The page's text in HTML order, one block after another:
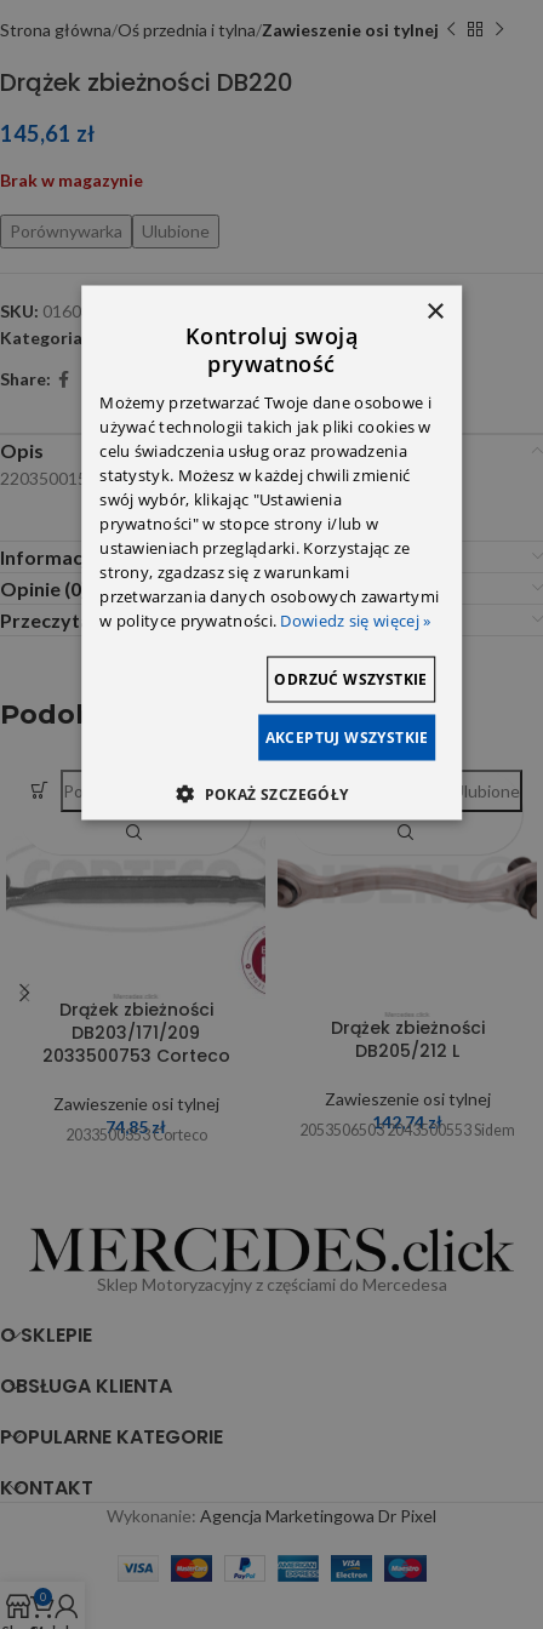
Strona główna Oś przednia i tylna Zawieszenie osi tylnej
Drążek zbieżności DB220
145,61 zł
Brak w magazynie
Porównywarka Ulubione
SKU: 0160350051
Kategoria:
Zawieszenie osi tylnej
Share:
Opis
2203500153 2203500453
Informacje dodatkowe
Opinie (0)
Przeczytaj Przed Zakupem
Podobne produkty
Drążek zbieżności
DB203/171/209
2033500753 Corteco
Zawieszenie osi tylnej
74,85zł
2033500353 Corteco
Porównywarka Ulubione SOLD OUT
Drążek zbieżności
DB205/212 L
Zawieszenie osi tylnej
142,74zł
2053506503 2043500553 Sidem
Porównywarka Ulubione
Sklep Motoryzacyjny z częściami do Mercedesa
O SKLEPIE
OBSŁUGA KLIENTA
POPULARNE KATEGORIE
KONTAKT
Wykonanie: Agencja Marketingowa Dr Pixel
0
×
Kontroluj swoją
prywatność
Możemy przetwarzać Twoje dane osobowe i
używać technologii takich jak pliki cookies w
celu świadczenia usług oraz prowadzenia
statystyk. Możesz w każdej chwili zmienić
swój wybór, klikając "Ustawienia
prywatności" w stopce strony i/lub w
ustawieniach przeglądarki. Korzystając ze
strony, zgadzasz się z warunkami
przetwarzania danych osobowych zawartymi
w polityce prywatności. Dowiedz się więcej »
AKCEPTUJ WSZYSTKIE
ODRZUĆ WSZYSTKIE
POKAŻ SZCZEGÓŁY